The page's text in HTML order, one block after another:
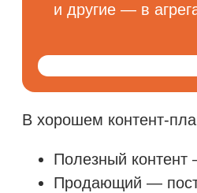
и другие — в
В хорошем контент-
Полезный контент
Продающий —